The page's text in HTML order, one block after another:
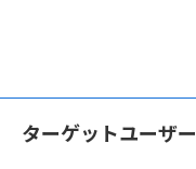
ターゲットユーザー